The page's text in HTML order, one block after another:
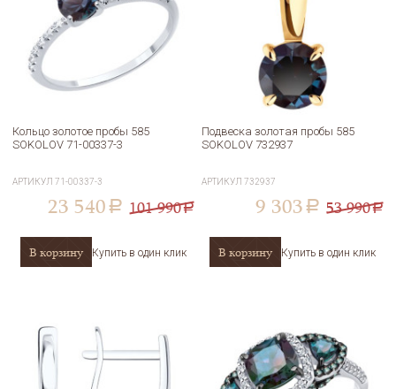
Кольцо золотое пробы 585
SOKOLOV 71-00337-3
АРТИКУЛ71-00337-3
23 540 a 101 990a
В корзину Купить в один клик
Подвеска золотая пробы 585
SOKOLOV 732937
АРТИКУЛ732937
9 303 a 53 990a
В корзину Купить в один клик